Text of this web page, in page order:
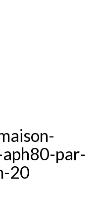
par-
20